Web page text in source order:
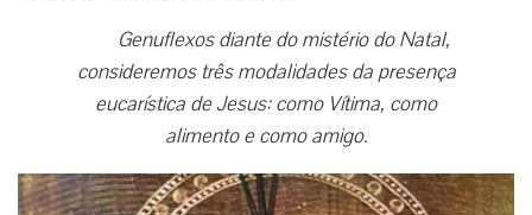
Genuflexos diante do mistério do Natal,
consideremos três modalidades da presença
eucarística de Jesus: como Vítima, como
alimento e como amigo.